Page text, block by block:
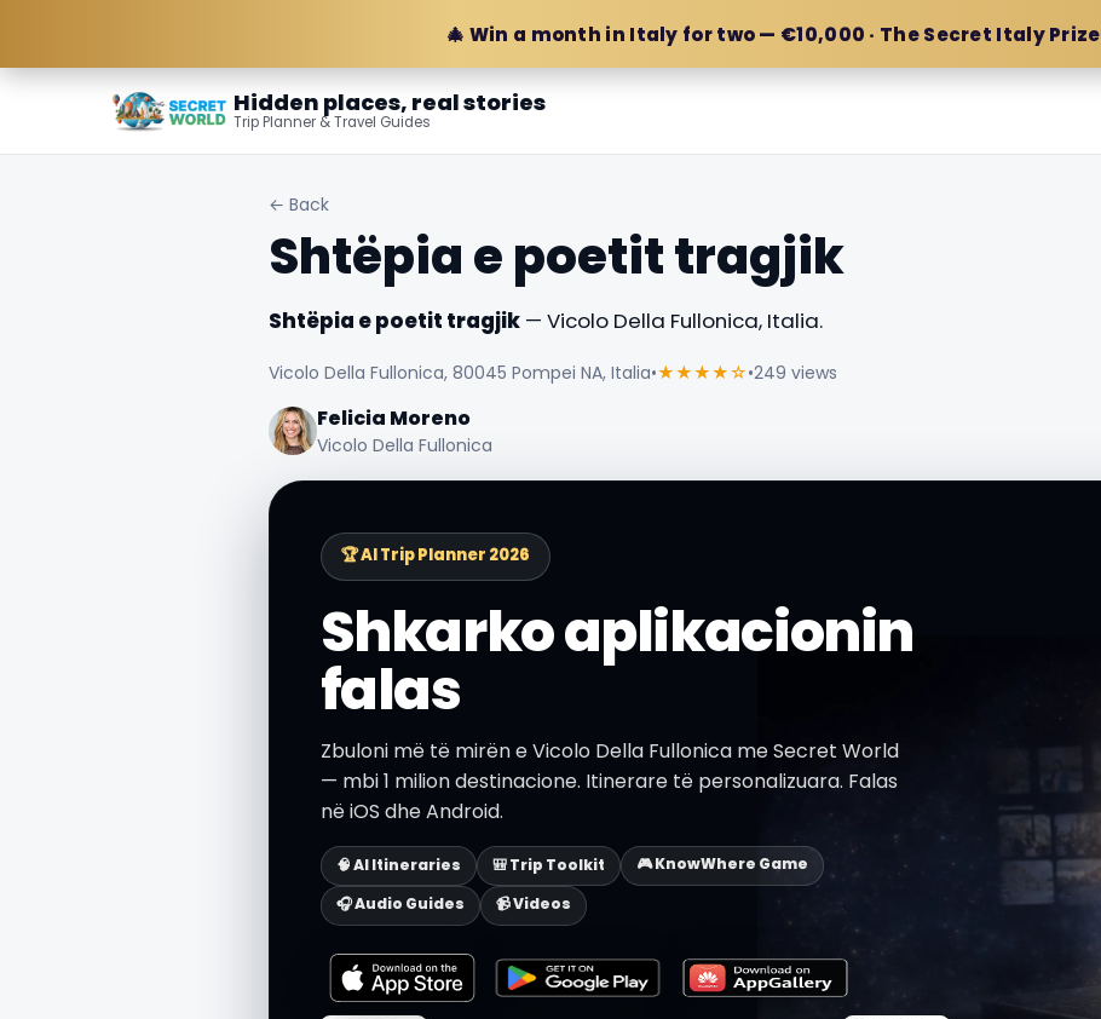
🎄 Win a month in Italy for two — €10,000 · The Secret Italy Prize
Hidden places, real stories
Trip Planner & Travel Guides
← Back
Shtëpia e poetit tragjik
Shtëpia e poetit tragjik— Vicolo Della Fullonica, Italia.
Vicolo Della Fullonica, 80045 Pompei NA, Italia•★★★★☆•249 views
Felicia Moreno
Vicolo Della Fullonica
🏆 AI Trip Planner 2026
Shkarko aplikacionin
falas
Zbuloni më të mirën e Vicolo Della Fullonica me Secret World
— mbi 1 milion destinacione. Itinerare të personalizuara. Falas
në iOS dhe Android.
🧠 AI Itineraries 🎒 Trip Toolkit
🎮 KnowWhere Game
🎧 Audio Guides
📹 Videos